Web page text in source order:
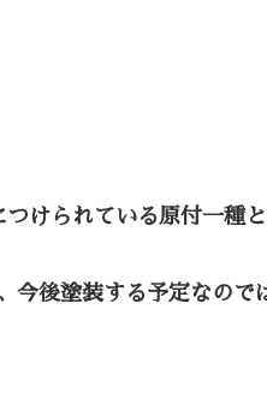
けられている原付一種
今後塗装する予定なので